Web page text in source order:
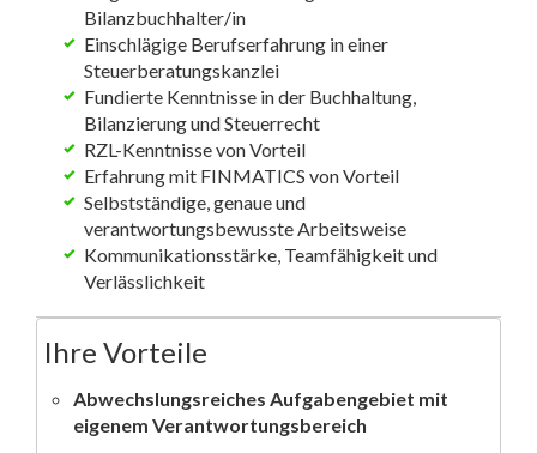
Bilanzbuchhalter/in
Einschlägige Berufserfahrung in einer
Steuerberatungskanzlei
Fundierte Kenntnisse in der Buchhaltung,
Bilanzierung und Steuerrecht
RZL-Kenntnisse von Vorteil
Erfahrung mit FINMATICS von Vorteil
Selbstständige, genaue und
verantwortungsbewusste Arbeitsweise
Kommunikationsstärke, Teamfähigkeit und
Verlässlichkeit
Ihre Vorteile
Abwechslungsreiches Aufgabengebiet mit
eigenem Verantwortungsbereich